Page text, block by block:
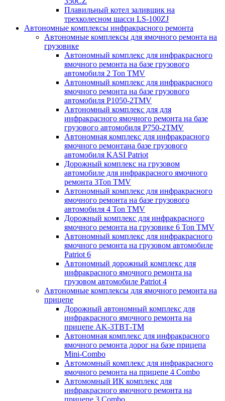
Плавильный котел заливщик на
трехколесном шасси LS-100ZJ
Автономные комплексы инфракрасного ремонта
Автономные комплексы для ямочного ремонта на
грузовике
Автономный комплекс для инфракрасного
ямочного ремонта на базе грузового
автомобиля 2 Ton TMV
Автономный комплекс для инфракрасного
ямочного ремонта на базе грузового
автомобиля P1050-2TMV
Автономный комплекс для для
инфракрасного ямочного ремонта на базе
грузового автомобиля P750-2TMV
Автономная комплекс для инфракрасного
ямочного ремонтана базе грузового
автомобиля KASI Patriot
Дорожный комплекс на грузовом
автомобиле для инфракрасного ямочного
ремонта 3Ton TMV
Автономный комплекс для инфракрасного
ямочного ремонта на базе грузового
автомобиля 4 Ton TMV
Дорожный комплекс для инфракрасного
ямочного ремонта на грузовике 6 Ton TMV
Автономный комплекс для инфракрасного
ямочного ремонта на грузовом автомобиле
Patriot 6
Автономный дорожный комплекс для
инфракрасного ямочного ремонта на
грузовом автомобиле Patriot 4
Автономные комплексы для ямочного ремонта на
прицепе
Дорожный автономный комплекс для
инфракрасного ямочного ремонта на
прицепе AK-3ТВТ-ТМ
Автономная комплекс для инфракрасного
ямочного ремонта дорог на базе прицепа
Mini-Combo
Автомомный комплекс для инфракрасного
ямочного ремонта на прицепе 4 Combo
Автомомный ИК комплекс для
инфракрасного ямочного ремонта на
прицепе 3 Combo